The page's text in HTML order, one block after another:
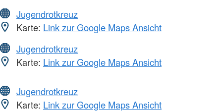
Jugendrotkreuz
Karte: Link zur Google Maps Ansicht
Jugendrotkreuz
Karte: Link zur Google Maps Ansicht
Jugendrotkreuz
Karte: Link zur Google Maps Ansicht